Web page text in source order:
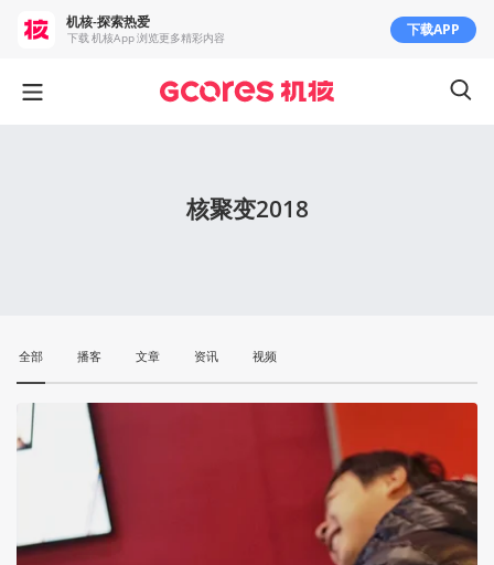
核聚变2018
全部 播客 文章 资讯 视频
机核-探索热爱
下载 机核App 浏览更多精彩内容 下载APP